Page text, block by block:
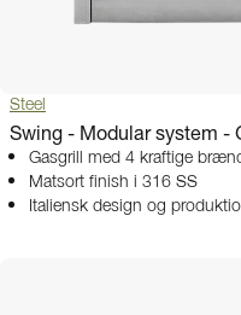
Steel
Swing - Modular system -
Gasgrill med 4 kraftige
Matsort finish i 316 SS
Italiensk design og